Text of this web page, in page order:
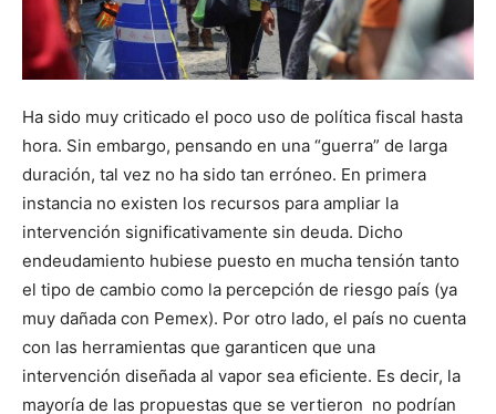
Ha sido muy criticado el poco uso de política fiscal hasta
hora. Sin embargo, pensando en una “guerra” de larga
duración, tal vez no ha sido tan erróneo. En primera
instancia no existen los recursos para ampliar la
intervención significativamente sin deuda. Dicho
endeudamiento hubiese puesto en mucha tensión tanto
el tipo de cambio como la percepción de riesgo país (ya
muy dañada con Pemex). Por otro lado, el país no cuenta
con las herramientas que garanticen que una
intervención diseñada al vapor sea eficiente. Es decir, la
mayoría de las propuestas que se vertieron no podrían